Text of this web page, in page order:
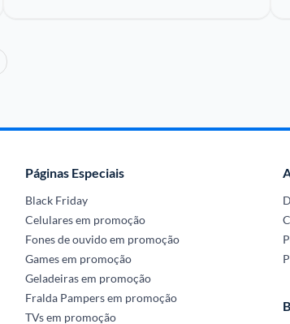
Páginas Especiais
Black Friday
Celulares em promoção
Fones de ouvido em promoção
Games em promoção
Geladeiras em promoção
Fralda Pampers em promoção
TVs em promoção